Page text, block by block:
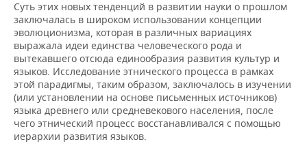
Суть этих новых тенденций в развитии науки о прошлом
заключалась в широком использовании концепции
эволюционизма, которая в различных вариациях
выражала идеи единства человеческого рода и
вытекавшего отсюда единообразия развития культур и
языков. Исследование этнического процесса в рамках
этой парадигмы, таким образом, заключалось в изучении
(или установлении на основе письменных источников)
языка древнего или средневекового населения, после
чего этнический процесс восстанавливался с помощью
иерархии развития языков.